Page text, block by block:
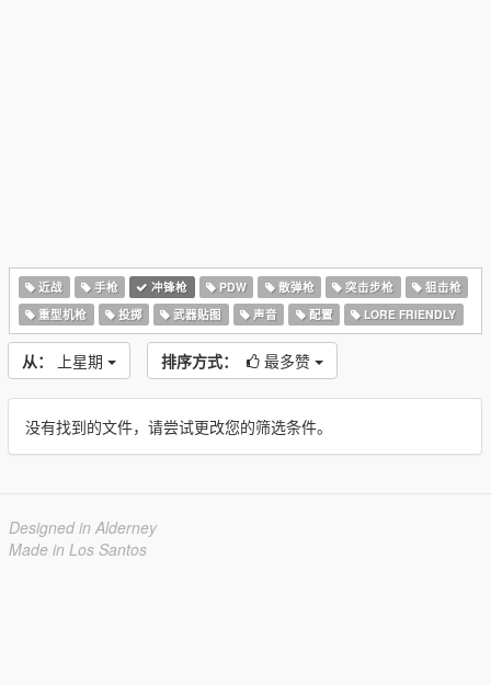
近战 手枪 冲锋枪 PDW 散弹枪 突击步枪
狙击枪
重型机枪
投掷 武器贴图 声音 配置 LORE FRIENDLY
从： 上星期 排序方式： 最多赞
没有找到的文件，请尝试更改您的筛选条件。
Designed in Alderney
Made in Los Santos